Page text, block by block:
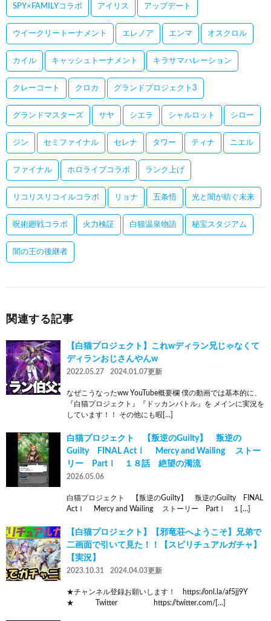
SPY×FAMILYコラボ アイリス アップデート
ウイークリートーナメント エレノア エンマ オスクロル
カイル キャッシュトーナメント キラサマハレーション
クレーコート クロカ グランドプロジェクト3
グランドマスターズ サヤ シエラ シャルロット シロー
ジン セミファイナル セレナ タワー ティナ ニエル
ファイナル ホロライブコラボ ランク上げ
リコリスリコイルコラボ リョナ 五条悟 光と闇が紡ぐ未来
呪術廻戦コラボ 火力検証 白猫温泉物語 秘宝スタジアム
闇の王の後継者
関連する記事
【白猫プロジェクト】これwディラン兄じゃなくて
ディランおじさんやんw
2022.05.27 2024.01.07更新
なぜこうなったww YouTube概要欄 僕の動画では基本的に、
『白猫プロジェクト』『ドッカンバトル』を メインに実況を
しています！！ その他にも暇[…]
白猫プロジェクト 【叛逆のGuilty】 叛逆の
Guilty FINAL ActⅠ Mercy and Wailing ストー
リー PartⅠ １８話 絶望の濁流
2026.05.06
白猫プロジェクト 【叛逆のGuilty】 叛逆のGuilty FINAL
ActⅠ Mercy and Wailing ストーリー PartⅠ １[…]
【白猫プロジェクト】【邪竜荘へようこそ】兄弟で
二画面で引いて見た！！【スピリチュアルガチャ】
【実況】
2023.10.31 2024.04.03更新
★チャンネル登録お願いします！ https://onl.la/af5jj9Y
★ Twitter https://twitter.com/[…]